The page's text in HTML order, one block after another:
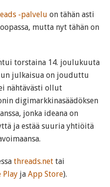
-palvelu on tähän asti
mutta nyt tähän on
torstaina 14. joulukuuta
julkaisua on jouduttu
nähtävästi ollut
digimarkkinasäädöksen
jonka ideana on
ja estää suuria yhtiöitä
threads.net tai
Play ja App Store).